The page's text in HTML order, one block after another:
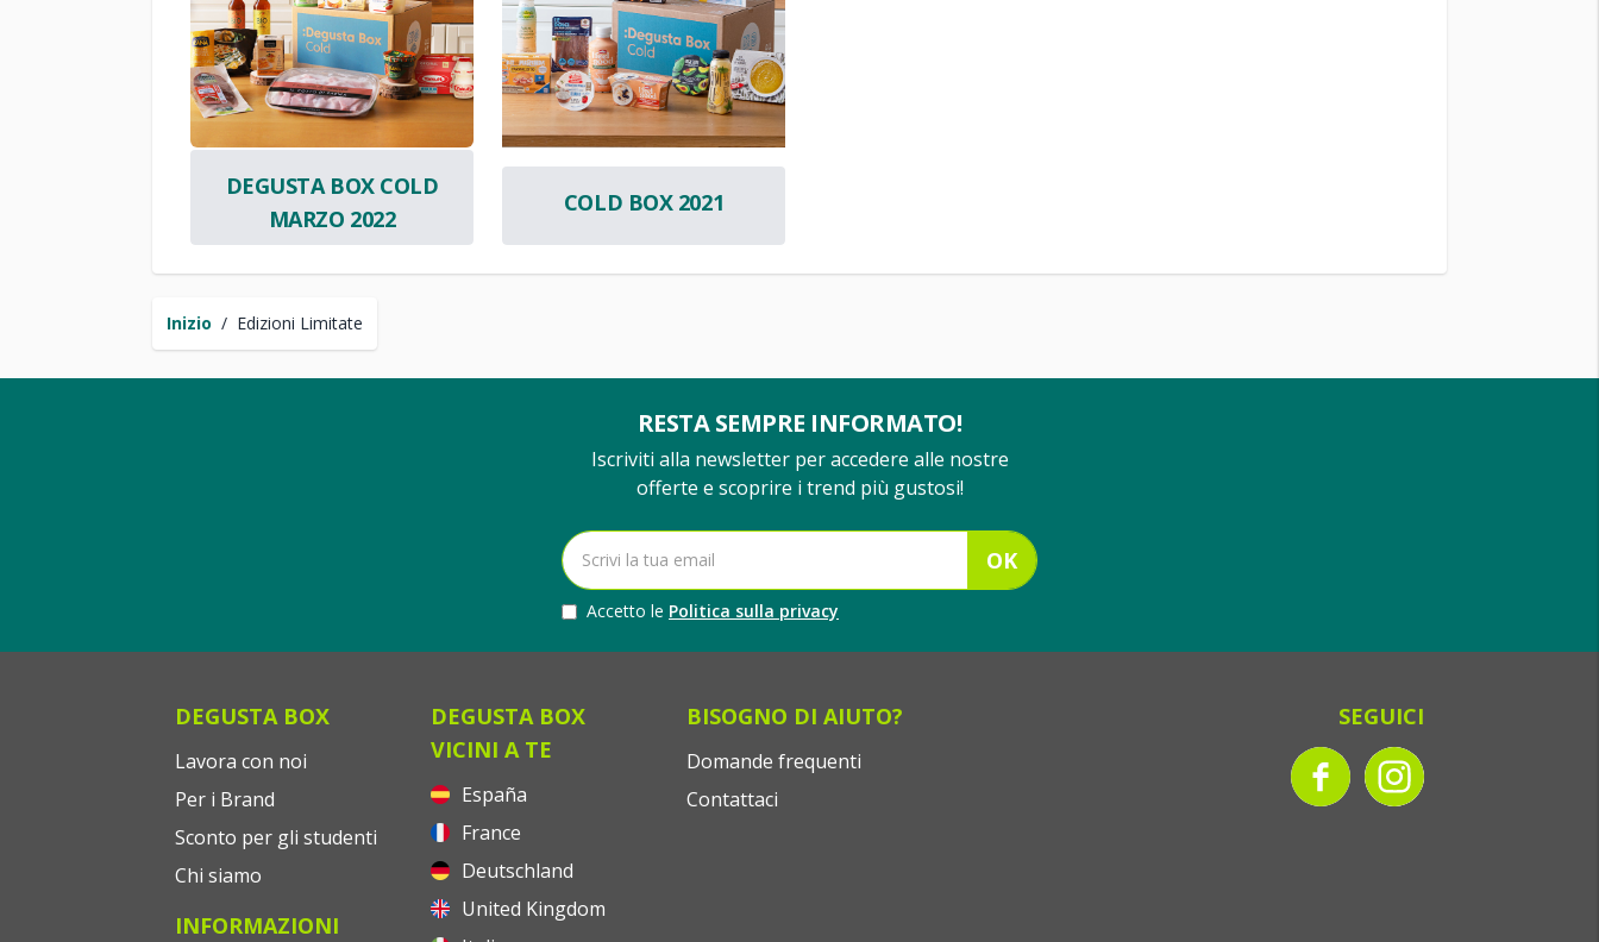
Inizio / Edizioni Limitate
DEGUSTA BOX COLD
MARZO 2022
COLD BOX 2021
RESTA SEMPRE INFORMATO!
Iscriviti alla newsletter per accedere alle nostre
offerte e scoprire i trend più gustosi!
OK
Accetto le Politica sulla privacy
DEGUSTA BOX
Lavora con noi
Per i Brand
Sconto per gli studenti
Chi siamo
INFORMAZIONI
DEGUSTA BOX
VICINI A TE
España
France
Deutschland
United Kingdom
BISOGNO DI AIUTO?
Domande frequenti
Contattaci
SEGUICI